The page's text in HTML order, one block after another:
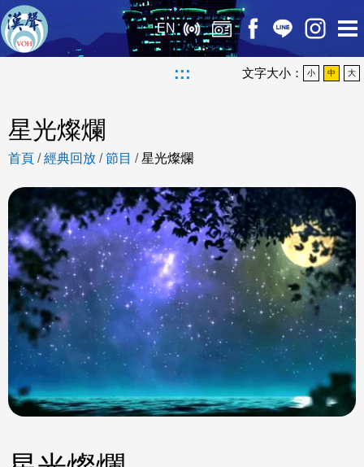
EN
::: 文字大小： 小 中 大
星光燦爛
首頁 /經典回放 /節目 /星光燦爛